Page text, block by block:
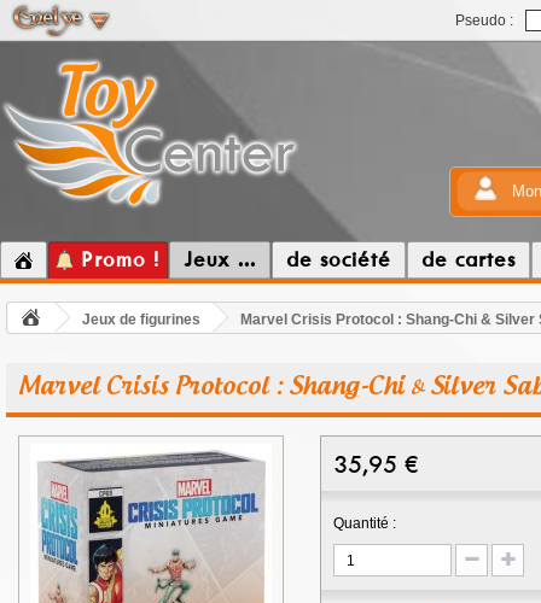
Pseudo :
Promo ! Jeux ... de société de cartes
Jeux de figurines Marvel Crisis Protocol : Shang-Chi & Silver
Marvel Crisis Protocol : Shang-Chi & Silver
35,95 €
Quantité :